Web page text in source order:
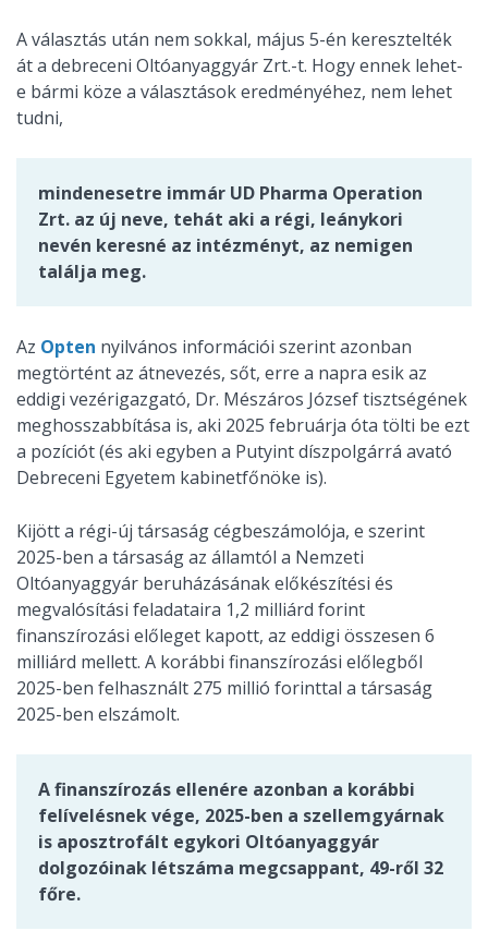
A választás után nem sokkal, május 5-én keresztelték
át a debreceni Oltóanyaggyár Zrt.-t. Hogy ennek lehet-
e bármi köze a választások eredményéhez, nem lehet
tudni,
mindenesetre immár UD Pharma Operation
Zrt. az új neve, tehát aki a régi, leánykori
nevén keresné az intézményt, az nemigen
találja meg.
Az Opten nyilvános információi szerint azonban
megtörtént az átnevezés, sőt, erre a napra esik az
eddigi vezérigazgató, Dr. Mészáros József tisztségének
meghosszabbítása is, aki 2025 februárja óta tölti be ezt
a pozíciót (és aki egyben a Putyint díszpolgárrá avató
Debreceni Egyetem kabinetfőnöke is).
Kijött a régi-új társaság cégbeszámolója, e szerint
2025-ben a társaság az államtól a Nemzeti
Oltóanyaggyár beruházásának előkészítési és
megvalósítási feladataira 1,2 milliárd forint
finanszírozási előleget kapott, az eddigi összesen 6
milliárd mellett. A korábbi finanszírozási előlegből
2025-ben felhasznált 275 millió forinttal a társaság
2025-ben elszámolt.
A finanszírozás ellenére azonban a korábbi
felívelésnek vége, 2025-ben a szellemgyárnak
is aposztrofált egykori Oltóanyaggyár
dolgozóinak létszáma megcsappant, 49-ről 32
főre.